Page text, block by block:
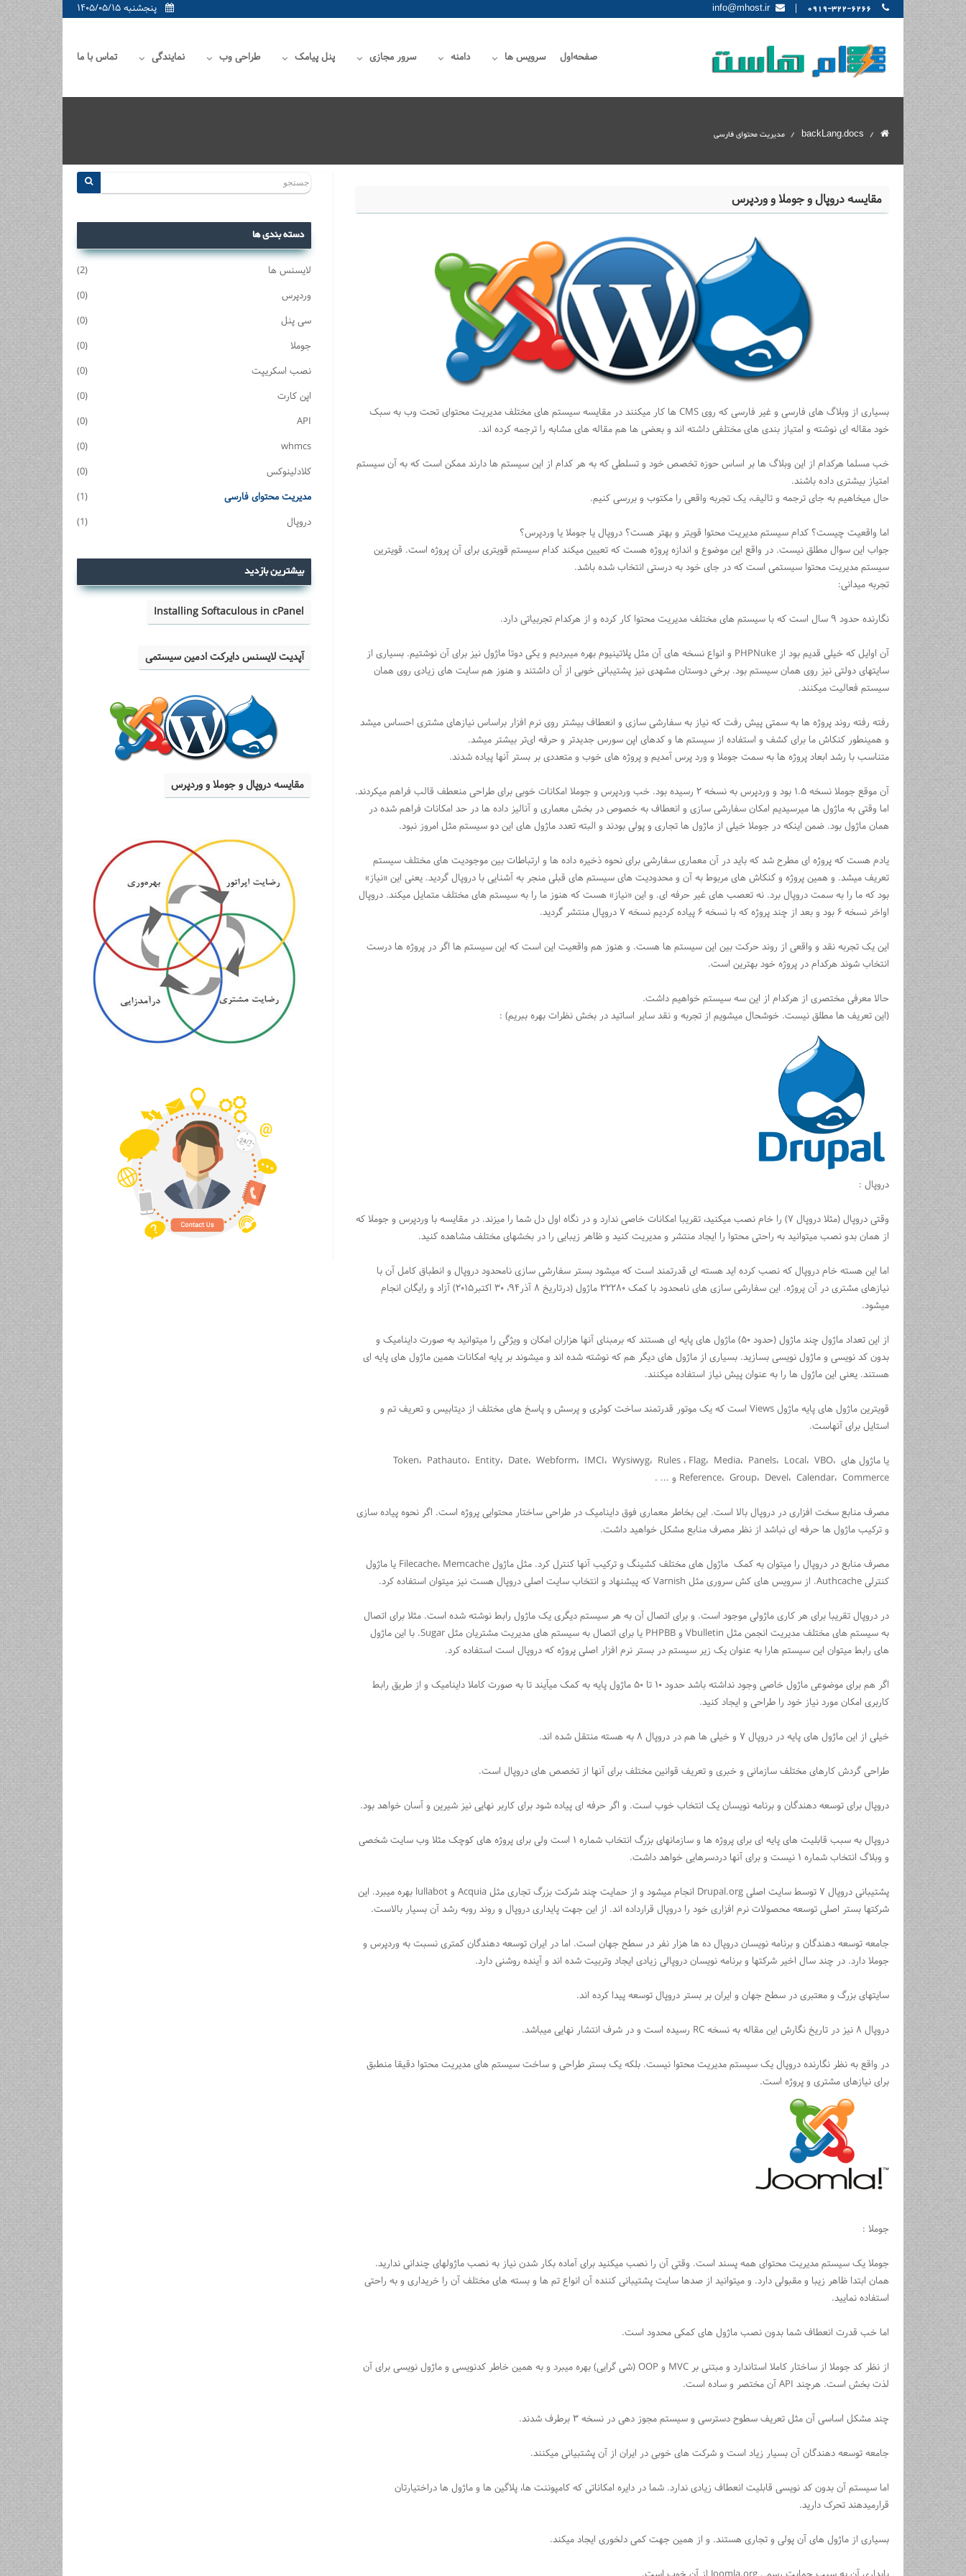
پنجشنبه ۱۴۰۵/۰۵/۱۵ 0919-322-6266
|
info@mhost.ir
صفحه‌اول سرویس ها دامنه سرور مجازی پنل پیامک طراحی وب نمایندگی تماس با ما
backLang.docs مدیریت محتوای فارسی
مقایسه دروپال و جوملا و وردپرس
بسیاری از وبلاگ های فارسی و غیر فارسی که روی CMS ها کار میکنند در مقایسه سیستم های مختلف مدیریت محتوای تحت وب به سبک
خود مقاله ای نوشته و امتیاز بندی های مختلفی داشته اند و بعضی ها هم مقاله های مشابه را ترجمه کرده اند.
خب مسلما هرکدام از این وبلاگ ها بر اساس حوزه تخصص خود و تسلطی که به هر کدام از این سیستم ها دارند ممکن است که به آن سیستم
امتیاز بیشتری داده باشند.
حال میخاهیم به جای ترجمه و تالیف، یک تجربه واقعی را مکتوب و بررسی کنیم.
اما واقعیت چیست؟ کدام سیستم مدیریت محتوا قویتر و بهتر هست؟ دروپال یا جوملا یا وردپرس؟
جواب این سوال مطلق نیست. در واقع این موضوع و اندازه پروژه هست که تعیین میکند کدام سیستم قویتری برای آن پروژه است. قویترین
سیستم مدیریت محتوا سیستمی است که در جای خود به درستی انتخاب شده باشد.
تجربه میدانی:
نگارنده حدود ۹ سال است که با سیستم های مختلف مدیریت محتوا کار کرده و از هرکدام تجربیاتی دارد.
آن اوایل که خیلی قدیم بود از PHPNuke و انواع نسخه های آن مثل پلاتینیوم بهره میبردیم و یکی دوتا ماژول نیز برای آن نوشتیم. بسیاری از
سایتهای دولتی نیز روی همان سیستم بود. برخی دوستان مشهدی نیز پشتیبانی خوبی از آن داشتند و هنوز هم سایت های زیادی روی همان
سیستم فعالیت میکنند.
رفته رفته روند پروژه ها به سمتی پیش رفت که نیاز به سفارشی سازی و انعطاف بیشتر روی نرم افزار براساس نیازهای مشتری احساس میشد
و همینطور کنکاش ما برای کشف و استفاده از سیستم ها و کدهای اپن سورس جدیدتر و حرفه ای‌تر بیشتر میشد.
متناسب با رشد ابعاد پروژه ها به سمت جوملا و ورد پرس آمدیم و پروژه های خوب و متعددی بر بستر آنها پیاده شدند.
آن موقع جوملا نسخه ۱.۵ بود و وردپرس به نسخه ۲ رسیده بود. خب وردپرس و جوملا امکانات خوبی برای طراحی منعطف قالب فراهم میکردند.
اما وقتی به ماژول ها میرسیدیم امکان سفارشی سازی و انعطاف به خصوص در بخش معماری و آنالیز داده ها در حد امکانات فراهم شده در
همان ماژول بود. ضمن اینکه در جوملا خیلی از ماژول ها تجاری و پولی بودند و البته تعدد ماژول های این دو سیستم مثل امروز نبود.
یادم هست که پروژه ای مطرح شد که باید در آن معماری سفارشی برای نحوه ذخیره داده ها و ارتباطات بین موجودیت های مختلف سیستم
تعریف میشد. و همین پروژه و کنکاش های مربوط به آن و محدودیت های سیستم های قبلی منجر به آشنایی با دروپال گردید. یعنی این «نیاز»
بود که ما را به سمت دروپال برد. نه تعصب های غیر حرفه ای. و این «نیاز» هست که هنوز ما را به سیستم های مختلف متمایل میکند. دروپال
اواخر نسخه ۶ بود و بعد از چند پروژه که با نسخه ۶ پیاده کردیم نسخه ۷ دروپال منتشر گردید.
این یک تجربه نقد و واقعی از روند حرکت بین این سیستم ها هست. و هنوز هم واقعیت این است که این سیستم ها اگر در پروژه ها درست
انتخاب شوند هرکدام در پروژه خود بهترین است.
حالا معرفی مختصری از هرکدام از این سه سیستم خواهیم داشت.
(این تعریف ها مطلق نیست. خوشحال میشویم از تجربه و نقد سایر اساتید در بخش نظرات بهره ببریم) :
دروپال :
وقتی دروپال (مثلا دروپال ۷) را خام نصب میکنید، تقریبا امکانات خاصی ندارد و در نگاه اول دل شما را میزند. در مقایسه با وردپرس و جوملا که
از همان بدو نصب میتوانید به راحتی محتوا را ایجاد منتشر و مدیریت کنید و ظاهر زیبایی را در بخشهای مختلف مشاهده کنید.
اما این هسته خام دروپال که نصب کرده اید هسته ای قدرتمند است که میشود بستر سفارشی سازی نامحدود دروپال و انطباق کامل آن با
نیازهای مشتری در آن پروژه. این سفارشی سازی های نامحدود با کمک ۳۲۲۸۰ ماژول (درتاریخ ۸ آذر۹۴، ۳۰ اکتبر۲۰۱۵) آزاد و رایگان انجام
میشود.
از این تعداد ماژول چند ماژول (حدود ۵۰) ماژول های پایه ای هستند که برمبنای آنها هزاران امکان و ویژگی را میتوانید به صورت داینامیک و
بدون کد نویسی و ماژول نویسی بسازید. بسیاری از ماژول های دیگر هم که نوشته شده اند و میشوند بر پایه امکانات همین ماژول های پایه ای
هستند. یعنی این ماژول ها را به عنوان پیش نیاز استفاده میکنند.
قویترین ماژول های پایه ماژول Views است که یک موتور قدرتمند ساخت کوئری و پرسش و پاسخ های مختلف از دیتابیس و تعریف تم و
استایل برای آنهاست.
یا ماژول های Token، Pathauto، Entity، Date، Webform، IMCI، Wysiwyg، Rules ، Flag، Media، Panels، Local، VBO،
Reference، Group، Devel، Calendar، Commerce و ... .
مصرف منابع سخت افزاری در دروپال بالا است. این بخاطر معماری فوق داینامیک در طراحی ساختار محتوایی پروژه است. اگر نحوه پیاده سازی
و ترکیب ماژول ها حرفه ای نباشد از نظر مصرف منابع مشکل خواهید داشت.
مصرف منابع در دروپال را میتوان به کمک ماژول های مختلف کشینگ و ترکیب آنها کنترل کرد. مثل ماژول Filecache، Memcache یا ماژول
کنترلی Authcache. از سرویس های کش سروری مثل Varnish که پیشنهاد و انتخاب سایت اصلی دروپال هست نیز میتوان استفاده کرد.
در دروپال تقریبا برای هر کاری ماژولی موجود است. و برای اتصال آن به هر سیستم دیگری یک ماژول رابط نوشته شده است. مثلا برای اتصال
به سیستم های مختلف مدیریت انجمن مثل Vbulletin و PHPBB یا برای اتصال به سیستم های مدیریت مشتریان مثل Sugar. با این ماژول
های رابط میتوان این سیستم هارا به عنوان یک زیر سیستم در بستر نرم افزار اصلی پروژه که دروپال است استفاده کرد.
اگر هم برای موضوعی ماژول خاصی وجود نداشته باشد حدود ۱۰ تا ۵۰ ماژول پایه به کمک میآیند تا به صورت کاملا داینامیک و از طریق رابط
کاربری امکان مورد نیاز خود را طراحی و ایجاد کنید.
خیلی از این ماژول های پایه در دروپال ۷ و خیلی ها هم در دروپال ۸ به هسته منتقل شده اند.
طراحی گردش کارهای مختلف سازمانی و خبری و تعریف قوانین مختلف برای آنها از تخصص های دروپال است.
دروپال برای توسعه دهندگان و برنامه نویسان یک انتخاب خوب است. و اگر حرفه ای پیاده شود برای کاربر نهایی نیز شیرین و آسان خواهد بود.
دروپال به سبب قابلیت های پایه ای برای پروژه ها و سازمانهای بزرگ انتخاب شماره ۱ است ولی برای پروژه های کوچک مثلا وب سایت شخصی
و وبلاگ انتخاب شماره ۱ نیست و برای آنها دردسرهایی خواهد داشت.
پشتیبانی دروپال ۷ توسط سایت اصلی Drupal.org انجام میشود و از حمایت چند شرکت بزرگ تجاری مثل Acquia و lullabot بهره میبرد. این
شرکتها بستر اصلی توسعه محصولات نرم افزاری خود را دروپال قرارداده اند. از این جهت پایداری دروپال و روند روبه رشد آن بسیار بالاست.
جامعه توسعه دهندگان و برنامه نویسان دروپال ده ها هزار نفر در سطح جهان است. اما در ایران توسعه دهندگان کمتری نسبت به وردپرس و
جوملا دارد. در چند سال اخیر شرکتها و برنامه نویسان دروپالی زیادی ایجاد وتربیت شده اند و آینده روشنی دارد.
سایتهای بزرگ و معتبری در سطح جهان و ایران بر بستر دروپال توسعه پیدا کرده اند.
دروپال ۸ نیز در تاریخ نگارش این مقاله به نسخه RC رسیده است و در شرف انتشار نهایی میباشد.
در واقع به نظر نگارنده دروپال یک سیستم مدیریت محتوا نیست. بلکه یک بستر طراحی و ساخت سیستم های مدیریت محتوا دقیقا منطبق
برای نیازهای مشتری و پروژه است.
جوملا :
جوملا یک سیستم مدیریت محتوای همه پسند است. وقتی آن را نصب میکنید برای آماده بکار شدن نیاز به نصب ماژولهای چندانی ندارید.
همان ابتدا ظاهر زیبا و مقبولی دارد. و میتوانید از صدها سایت پشتیبانی کننده آن انواع تم ها و بسته های مختلف آن را خریداری و به راحتی
استفاده نمایید.
اما خب قدرت انعطاف شما بدون نصب ماژول های کمکی محدود است.
از نظر کد جوملا از ساختار کاملا استاندارد و مبتنی بر MVC و OOP (شی گرایی) بهره میبرد و به همین خاطر کدنویسی و ماژول نویسی برای آن
لذت بخش است. هرچند API آن مختصر و ساده است.
چند مشکل اساسی آن مثل تعریف سطوح دسترسی و سیستم مجوز دهی در نسخه ۳ برطرف شدند.
جامعه توسعه دهندگان آن بسیار زیاد است و شرکت های خوبی در ایران از آن پشتبیانی میکنند.
اما سیستم آن بدون کد نویسی قابلیت انعطاف زیادی ندارد. شما در دایره امکاناتی که کامپوننت ها، پلاگین ها و ماژول ها دراختیارتان
قرارمیدهند تحرک دارید.
بسیاری از ماژول های آن پولی و تجاری هستند. و از همین جهت کمی دلخوری ایجاد میکند.
دسته بندی ها
لایسنس ها
(2)
وردپرس
(0)
سی پنل
(0)
جوملا
(0)
نصب اسکریپت
(0)
اپن کارت
(0)
API
(0)
whmcs
(0)
کلادلینوکس
(0)
مدیریت محتوای فارسی
(1)
دروپال
(1)
بیشترین بازدید
Installing Softaculous in cPanel
آپدیت لایسنس دایرکت ادمین سیستمی
مقایسه دروپال و جوملا و وردپرس